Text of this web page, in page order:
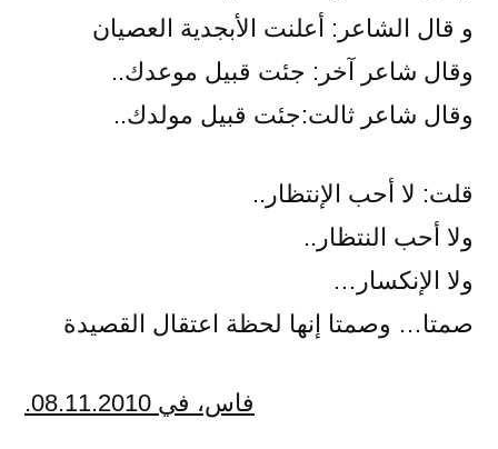
و قال الشاعر: أعلنت الأبجدية العصيان
وقال شاعر آخر: جئت قبيل موعدك..
وقال شاعر ثالت:جئت قبيل مولدك..
قلت: لا أحب الإنتظار..
ولا أحب النتظار..
ولا الإنكسار…
صمتا… وصمتا إنها لحظة اعتقال القصيدة
فاس، في 08.11.2010.